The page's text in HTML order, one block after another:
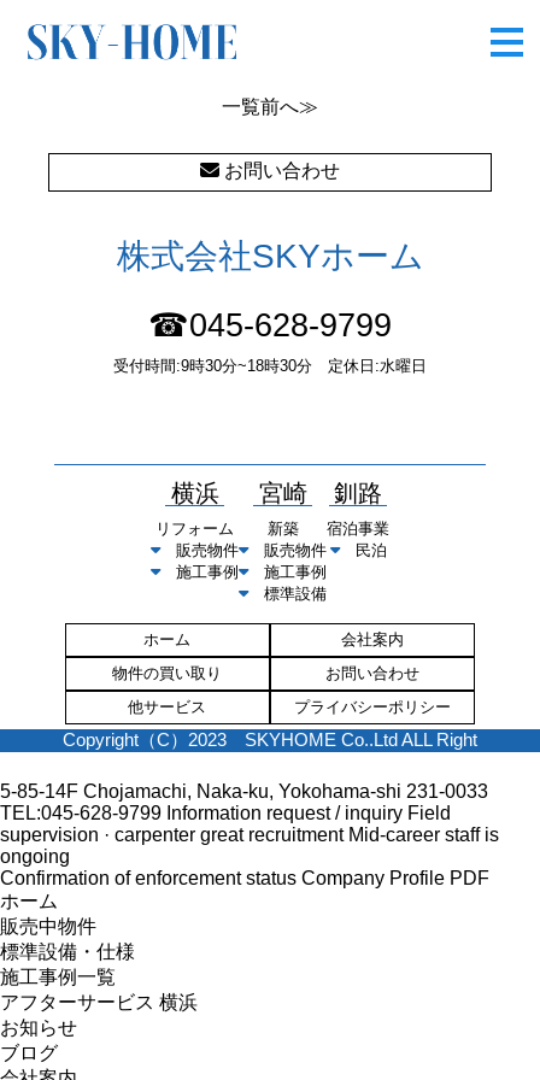
OLYMPUS DIGITAL CAMERA
一覧前へ≫
お問い合わせ
株式会社SKYホーム
☎045-628-9799
受付時間:9時30分~18時30分 定休日:水曜日
横浜
リフォーム
販売物件
施工事例
宮崎
新築
販売物件
施工事例
標準設備
釧路
宿泊事業
民泊
ホーム
会社案内
物件の買い取り
お問い合わせ
他サービス
プライバシーポリシー
Copyright（C）2023 SKYHOME Co..Ltd ALL Right
5-85-14F Chojamachi, Naka-ku, Yokohama-shi 231-0033
TEL:045-628-9799 Information request / inquiry Field
supervision · carpenter great recruitment Mid-career staff is
ongoing
Confirmation of enforcement status Company Profile PDF
ホーム
販売中物件
標準設備・仕様
施工事例一覧
アフターサービス 横浜
お知らせ
ブログ